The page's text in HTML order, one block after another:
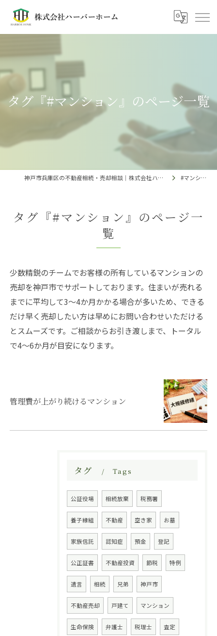
タグ『#マンション』のページ一覧
神戸市兵庫区の不動産相続・売却相談｜株式会社ハーバーホーム #マンション
タグ『#マンション』のページ一
覧
少数精鋭のチームでお客様の所有しているマンションの
売却を神戸市でサポートしております。住まいが売れる
までに平均して3～4か月かかる場合が多いため、できる
だけ早く売却したい方は早めにお問い合わせいただける
とスムーズです。ご相談からお引き渡しまで、トータル
で4～6か月が目安になります。
管理費が上がり続けるマンション
タグ Tags
公証役場 相続放棄 税務署
養子縁組 不動産 空き家 お墓
家族信託 認知症 預金 登記
公正証書 不動産投資 節税 特例
遺言 相続 兄弟 神戸市
不動産売却 戸建て マンション
生命保険 弁護士 税理士 査定